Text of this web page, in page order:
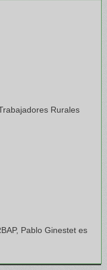
Rurales
Pablo Ginestet es